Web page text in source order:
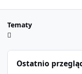
Tematy
Ostatnio